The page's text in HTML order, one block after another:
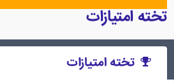
تخته امتیازات
تخته امتیازات